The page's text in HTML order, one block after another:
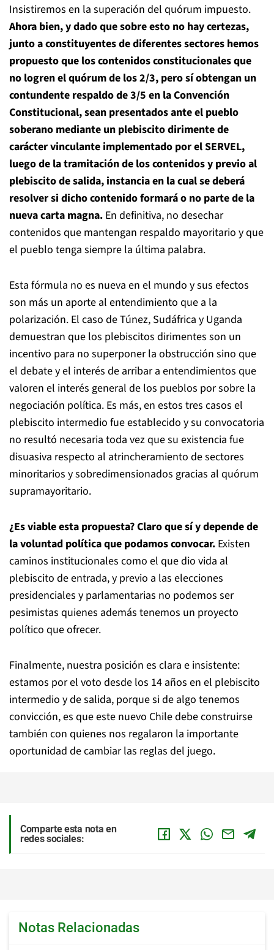
Insistiremos en la superación del quórum impuesto.
Ahora bien, y dado que sobre esto no hay certezas,
junto a constituyentes de diferentes sectores hemos
propuesto que los contenidos constitucionales que
no logren el quórum de los 2/3, pero sí obtengan un
contundente respaldo de 3/5 en la Convención
Constitucional, sean presentados ante el pueblo
soberano mediante un plebiscito dirimente de
carácter vinculante implementado por el SERVEL,
luego de la tramitación de los contenidos y previo al
plebiscito de salida, instancia en la cual se deberá
resolver si dicho contenido formará o no parte de la
nueva carta magna. En definitiva, no desechar
contenidos que mantengan respaldo mayoritario y que
el pueblo tenga siempre la última palabra.
Esta fórmula no es nueva en el mundo y sus efectos
son más un aporte al entendimiento que a la
polarización. El caso de Túnez, Sudáfrica y Uganda
demuestran que los plebiscitos dirimentes son un
incentivo para no superponer la obstrucción sino que
el debate y el interés de arribar a entendimientos que
valoren el interés general de los pueblos por sobre la
negociación política. Es más, en estos tres casos el
plebiscito intermedio fue establecido y su convocatoria
no resultó necesaria toda vez que su existencia fue
disuasiva respecto al atrincheramiento de sectores
minoritarios y sobredimensionados gracias al quórum
supramayoritario.
¿Es viable esta propuesta? Claro que sí y depende de
la voluntad política que podamos convocar. Existen
caminos institucionales como el que dio vida al
plebiscito de entrada, y previo a las elecciones
presidenciales y parlamentarias no podemos ser
pesimistas quienes además tenemos un proyecto
político que ofrecer.
Finalmente, nuestra posición es clara e insistente:
estamos por el voto desde los 14 años en el plebiscito
intermedio y de salida, porque si de algo tenemos
convicción, es que este nuevo Chile debe construirse
también con quienes nos regalaron la importante
oportunidad de cambiar las reglas del juego.
Comparte esta nota en
redes sociales:
Notas Relacionadas